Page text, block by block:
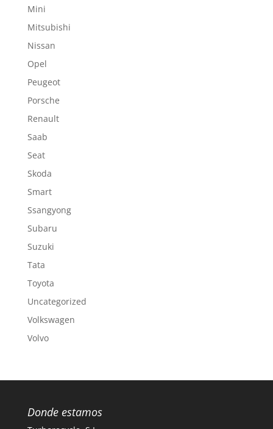
Mini
Mitsubishi
Nissan
Opel
Peugeot
Porsche
Renault
Saab
Seat
Skoda
Smart
Ssangyong
Subaru
Suzuki
Tata
Toyota
Uncategorized
Volkswagen
Volvo
Donde estamos